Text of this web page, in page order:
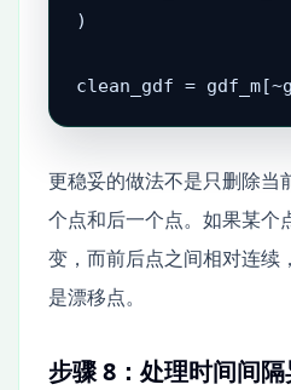
)
clean_gdf =
更稳妥的做法不是只删除当
个点和后一个点。如果某个
变，而前后点之间相对连续
是漂移点。
步骤 8：处理时间间隔